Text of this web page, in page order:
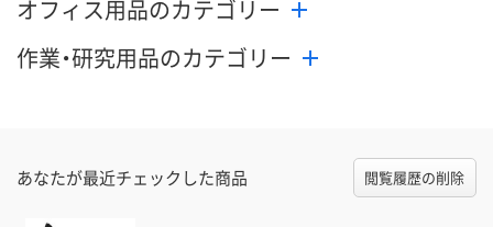
オフィス用品のカテゴリー
作業・研究用品のカテゴリー
あなたが最近チェックした商品 閲覧履歴の削除